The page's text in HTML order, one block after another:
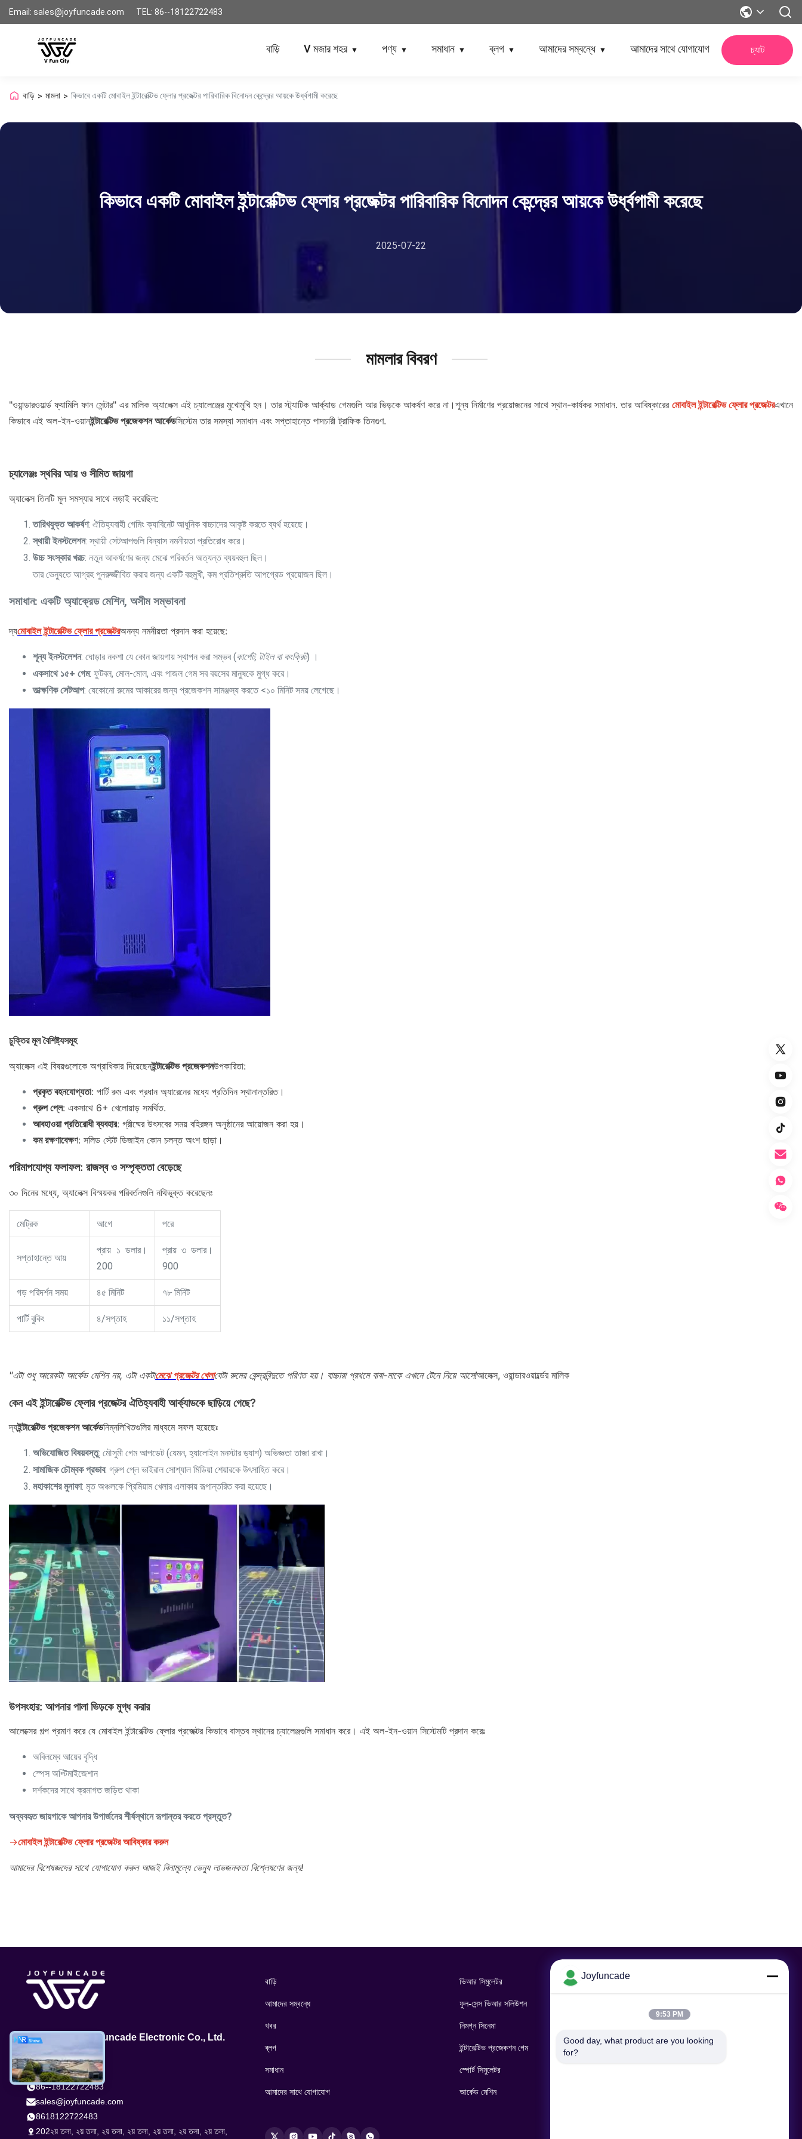
Email: sales@joyfuncade.com TEL: 86--18122722483
বাড়ি V মজার শহর ▼ পণ্য ▼ সমাধান ▼ ব্লগ ▼ আমাদের সম্বন্ধে ▼ আমাদের সাথে যোগাযোগ চ্যাট
বাড়ি > মামলা > কিভাবে একটি মোবাইল ইন্টারেক্টিভ ফ্লোর প্রজেক্টর পারিবারিক বিনোদন কেন্দ্রের আয়কে উর্ধ্বগামী করেছে
কিভাবে একটি মোবাইল ইন্টারেক্টিভ ফ্লোর প্রজেক্টর পারিবারিক বিনোদন কেন্দ্রের আয়কে উর্ধ্বগামী করেছে
2025-07-22
মামলার বিবরণ
"ওয়ান্ডারওয়ার্ল্ড ফ্যামিলি ফান সেন্টার" এর মালিক অ্যালেক্স এই চ্যালেঞ্জের মুখোমুখি হন। তার স্ট্যাটিক আর্ক্যাড গেমগুলি আর ভিড়কে আকর্ষণ করে না।শূন্য নির্মাণের প্রয়োজনের সাথে স্থান-কার্যকর সমাধান. তার আবিষ্কারের মোবাইল ইন্টারেক্টিভ ফ্লোর প্রজেক্টরএখানে
কিভাবে এই অল-ইন-ওয়ানইন্টারেক্টিভ প্রজেকশন আর্কেডসিস্টেম তার সমস্যা সমাধান এবং সপ্তাহান্তে পাদচারী ট্রাফিক তিনগুণ.
চ্যালেঞ্জঃ স্থবির আয় ও সীমিত জায়গা
অ্যালেক্স তিনটি মূল সমস্যার সাথে লড়াই করেছিল:
তারিখযুক্ত আকর্ষণ: ঐতিহ্যবাহী গেমিং ক্যাবিনেট আধুনিক বাচ্চাদের আকৃষ্ট করতে ব্যর্থ হয়েছে।
স্থায়ী ইনস্টলেশন: স্থায়ী সেটআপগুলি বিন্যাস নমনীয়তা প্রতিরোধ করে।
উচ্চ সংস্কার খরচ: নতুন আকর্ষণের জন্য মেঝে পরিবর্তন অত্যন্ত ব্যয়বহুল ছিল।
তার ভেন্যুতে আগ্রহ পুনরুজ্জীবিত করার জন্য একটি বহুমুখী, কম প্রতিশ্রুতি আপগ্রেড প্রয়োজন ছিল।
সমাধান: একটি অ্যাক্রেড মেশিন, অসীম সম্ভাবনা
দ্যমোবাইল ইন্টারেক্টিভ ফ্লোর প্রজেক্টরঅনন্য নমনীয়তা প্রদান করা হয়েছে:
শূন্য ইনস্টলেশন: ঘোড়ার নকশা যে কোন জায়গায় স্থাপন করা সম্ভব (কার্পেট, টাইল বা কংক্রিট) ।
একসাথে ১৫+ গেম: ফুটবল, মোল-মোল, এবং পাজল গেম সব বয়সের মানুষকে মুগ্ধ করে।
তাত্ক্ষণিক সেটআপ: যেকোনো রুমের আকারের জন্য প্রজেকশন সামঞ্জস্য করতে <১০ মিনিট সময় লেগেছে।
চুক্তির মূল বৈশিষ্ট্যসমূহ
অ্যালেক্স এই বিষয়গুলোকে অগ্রাধিকার দিয়েছেনইন্টারেক্টিভ প্রজেকশনউপকারিতা:
প্রকৃত বহনযোগ্যতা: পার্টি রুম এবং প্রধান অ্যারেনের মধ্যে প্রতিদিন স্থানান্তরিত।
গ্রুপ প্লে: একসাথে 6+ খেলোয়াড় সমর্থিত.
আবহাওয়া প্রতিরোধী ব্যবহার: গ্রীষ্মের উৎসবের সময় বহিরঙ্গন অনুষ্ঠানের আয়োজন করা হয়।
কম রক্ষণাবেক্ষণ: সলিড স্টেট ডিজাইন কোন চলন্ত অংশ ছাড়া।
পরিমাপযোগ্য ফলাফল: রাজস্ব ও সম্পৃক্ততা বেড়েছে
৩০ দিনের মধ্যে, অ্যালেক্স বিস্ময়কর পরিবর্তনগুলি নথিভুক্ত করেছেনঃ
মেট্রিক আগে পরে
সপ্তাহান্তে আয়
প্রায় ১ ডলার।
200
প্রায় ৩ ডলার।
900
গড় পরিদর্শন সময় ৪৫ মিনিট ৭৮ মিনিট
পার্টি বুকিং ৪/সপ্তাহ ১১/সপ্তাহ
"এটা শুধু আরেকটা আর্কেড মেশিন নয়, এটা একটামেঝে প্রজেক্টর খেলাযেটা রুমের কেন্দ্রবিন্দুতে পরিণত হয়। বাচ্চারা প্রথমে বাবা-মাকে এখানে টেনে নিয়ে আসে!আলেক্স, ওয়ান্ডারওয়ার্ল্ডের মালিক
কেন এই ইন্টারেক্টিভ ফ্লোর প্রজেক্টর ঐতিহ্যবাহী আর্ক্যাডকে ছাড়িয়ে গেছে?
দ্যইন্টারেক্টিভ প্রজেকশন আর্কেডনিম্নলিখিতগুলির মাধ্যমে সফল হয়েছেঃ
অভিযোজিত বিষয়বস্তু: মৌসুমী গেম আপডেট (যেমন, হ্যালোইন মনস্টার ড্যাশ) অভিজ্ঞতা তাজা রাখা।
সামাজিক চৌম্বক প্রভাব: গ্রুপ প্লে ভাইরাল সোশ্যাল মিডিয়া শেয়ারকে উৎসাহিত করে।
মহাকাশের মুনাফা: মৃত অঞ্চলকে প্রিমিয়াম খেলার এলাকায় রূপান্তরিত করা হয়েছে।
উপসংহার: আপনার পালা ভিড়কে মুগ্ধ করার
আলেক্সের গল্প প্রমাণ করে যে মোবাইল ইন্টারেক্টিভ ফ্লোর প্রজেক্টর কিভাবে বাস্তব স্থানের চ্যালেঞ্জগুলি সমাধান করে। এই অল-ইন-ওয়ান সিস্টেমটি প্রদান করেঃ
অবিলম্বে আয়ের বৃদ্ধি
স্পেস অপ্টিমাইজেশান
দর্শকদের সাথে ক্রমাগত জড়িত থাকা
অব্যবহৃত জায়গাকে আপনার উপার্জনের শীর্ষস্থানে রূপান্তর করতে প্রস্তুত?
→মোবাইল ইন্টারেক্টিভ ফ্লোর প্রজেক্টর আবিষ্কার করুন
আমাদের বিশেষজ্ঞদের সাথে যোগাযোগ করুন আজই বিনামূল্যে ভেন্যু লাভজনকতা বিশ্লেষণের জন্য!
GuangZhou Joyfuncade Electronic Co., Ltd.
আমাদের সাথে যোগাযোগ
86--18122722483
sales@joyfuncade.com
8618122722483
202২য় তলা, ২য় তলা, ২য় তলা, ২য় তলা, ২য় তলা, ২য় তলা, ২য় তলা,
বাড়ি
আমাদের সম্বন্ধে
খবর
ব্লগ
সমাধান
আমাদের সাথে যোগাযোগ
ভিআর সিমুলেটর
ফুল-সেন্স ভিআর সলিউশন
নিমগ্ন সিনেমা
ইন্টারেক্টিভ প্রজেকশন গেম
স্পোর্ট সিমুলেটর
আর্কেড মেশিন
Joyfuncade
9:53 PM
Good day, what product are you looking
for?